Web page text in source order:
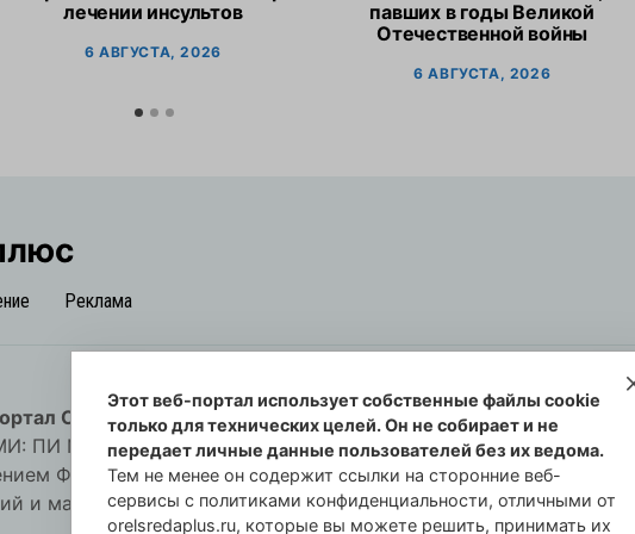
лечении инсультов
6 АВГУСТА, 2026
павших в годы Великой
Отечественной войны
6 АВГУСТА, 2026
Реклама
Орловская cреда-плюс, 2021-2026
ПИ №57-00254 от 29 октября 2013 г.
Федеральной службы по надзору в сфере
и массовых коммуникаций по Орловской
Этот веб-портал использует собственные файлы cookie
только для технических целей. Он не собирает и не
передает личные данные пользователей без их ведома.
Тем не менее он содержит ссылки на сторонние веб-
сервисы с политиками конфиденциальности, отличными от
orelsredaplus.ru, которые вы можете решить, принимать их